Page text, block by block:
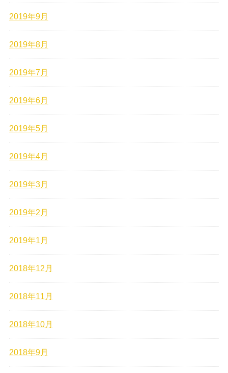
2019年9月
2019年8月
2019年7月
2019年6月
2019年5月
2019年4月
2019年3月
2019年2月
2019年1月
2018年12月
2018年11月
2018年10月
2018年9月